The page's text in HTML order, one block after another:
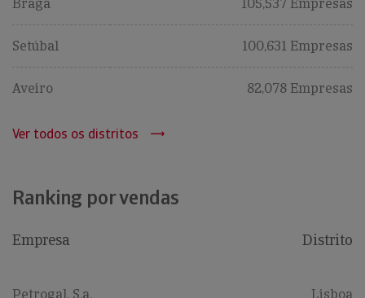
Braga 105,537 Empresas
Setúbal 100,631 Empresas
Aveiro 82,078 Empresas
Ver todos os distritos
Ranking por vendas
Empresa Distrito
Petrogal, S.a. Lisboa